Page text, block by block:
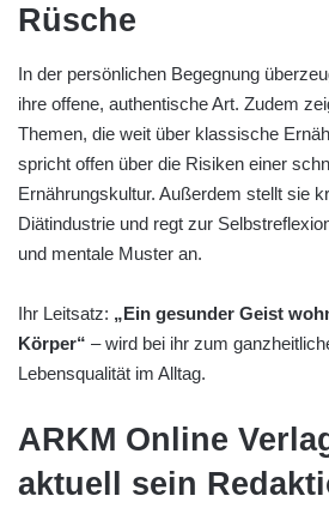
Rüsche
In der persönlichen Begegnung
ihre offene, authentische Art. Zudem
Themen, die weit über klassische
spricht offen über die Risiken einer
Ernährungskultur. Außerdem stellt sie
Diätindustrie und regt zur
und mentale Muster an.
Ihr Leitsatz: „Ein gesunder Geist
Körper“ – wird bei ihr zum
Lebensqualität im Alltag.
ARKM Online
aktuell sein